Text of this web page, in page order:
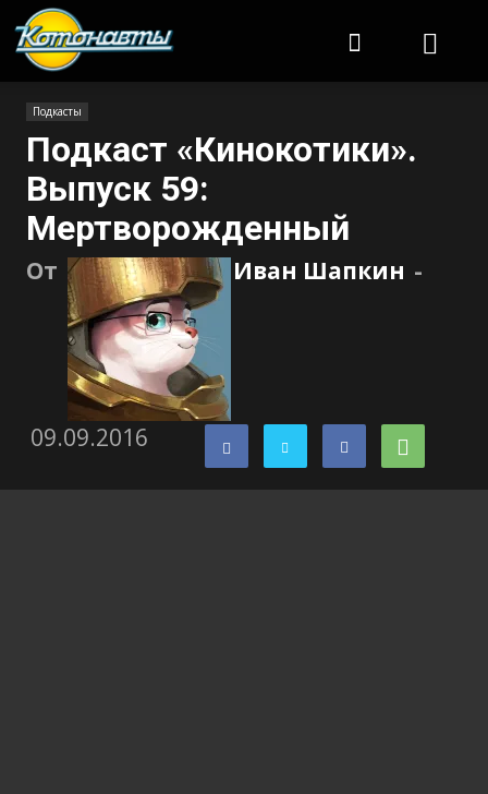
Подкасты
Подкаст «Кинокотики».
Выпуск 59:
Мертворожденный
От Иван Шапкин -
09.09.2016